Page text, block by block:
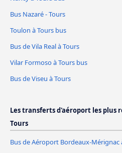
Bus Nazaré - Tours
Toulon à Tours bus
Bus de Vila Real à Tours
Vilar Formoso à Tours bus
Bus de Viseu à Tours
Les transferts d'aéroport les plus
Tours
Bus de Aéroport Bordeaux-Mérignac